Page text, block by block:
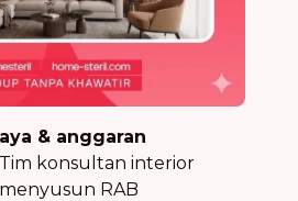
& anggaran
Tim konsultan interior
RAB